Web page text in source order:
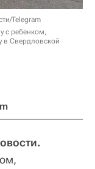
Telegram
с ребенком,
в Свердловской